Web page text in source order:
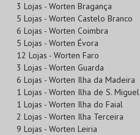
3 Lojas - Worten Bragança
5 Lojas - Worten Castelo Branco
6 Lojas - Worten Coimbra
5 Lojas - Worten Évora
12 Lojas - Worten Faro
3 Lojas - Worten Guarda
6 Lojas - Worten Ilha da Madeira
1 Lojas - Worten Ilha de S. Miguel
1 Lojas - Worten Ilha do Faial
2 Lojas - Worten Ilha Terceira
9 Lojas - Worten Leiria